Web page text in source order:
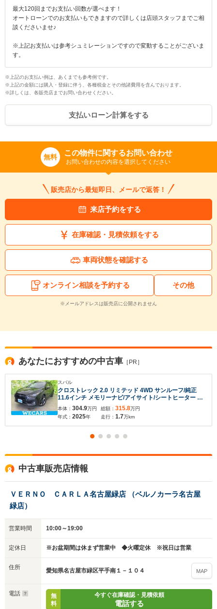
最大120回までお支払い回数が選べます！
オートローンでのお支払いもできますので詳しくは店頭スタッフまでご相
談くださいませ♪
※上記お支払いは参考シュミレーションですので変動することがございま
す。
※上記のお支払い例は、あくまでも参考例です。
※上記の金額には購入・登録に伴う、各種税金とその他諸費用を含んでおります。
※詳しくは、各販売店までお問い合わせください。
支払いローン計算をする
無料 この物件に関するお問い合わせ
お問い合わせの内容を選択してください
販売店から最短即日、メールで返答！
来店予約をする
在庫確認・見積依頼をする
車両状態を確認する
オンライン相談を予約する その他
※メールアドレスは販売店に公開されません
あなたにおすすめの中古車 ［PR］
スバル
クロストレック 2.0 リミテッド 4WD サンルーフ/純正
11.6インチ メモリーナビ/アイサイト/シートヒーター 前
席/パノラミックビューモニター/車線逸脱防止支援システ
ム/シート フルレザー/電動バックドア
本体： 304.9万円
年式： 2025年
総額： 315.8万円
走行： 1.7万km
中古車販売店情報
ＶＥＲＮＯ ＣＡＲＬＡ名古屋緑店 （ベルノカーラ名古屋
緑店）
営業時間 10:00～19:00
定休日 ※お盆期間は休まず営業中 ◆火曜定休 ※祝日は営業
住所 愛知県名古屋市緑区平手南１－１０４ MAP
電話
無
料
今すぐ在庫確認・見積依頼
電話する
入力途中の情報を保存しますか？
いいえ はい